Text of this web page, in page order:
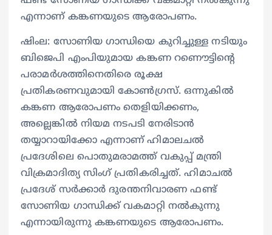
എന്നാണ് കങ്കണയുടെ ആരോപണം.
ഷിംല: സോണിയ ഗാന്ധിയെ കുറിച്ചുള്ള നടിയും
ബിജെപി എംപിയുമായ കങ്കണ റണൌട്ടിന്‍റെ
പരാമർശത്തിനെതിരെ രൂക്ഷ
പ്രതികരണവുമായി കോണ്‍ഗ്രസ്. ഒന്നുകിൽ
കങ്കണ ആരോപണം തെളിയിക്കണം,
അല്ലെങ്കിൽ നിയമ നടപടി നേരിടാൻ
തയ്യാറായിക്കോ എന്നാണ് ഹിമാലചൽ
പ്രദേശിലെ പൊതുമരാമത്ത് വകുപ്പ് മന്ത്രി
വിക്രമാദിത്യ സിംഗ് പ്രതികരിച്ചത്. ഹിമാചൽ
പ്രദേശ് സർക്കാർ ദുരന്തനിവാരണ ഫണ്ട്
സോണിയ ഗാന്ധിക്ക് വകമാറ്റി നൽകുന്നു
എന്നായിരുന്നു കങ്കണയുടെ ആരോപണം.